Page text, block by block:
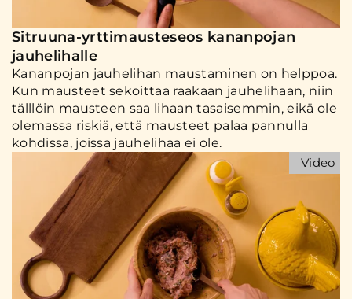
Sitruuna-yrttimausteseos kananpojan
jauhelihalle
Kananpojan jauhelihan maustaminen on helppoa.
Kun mausteet sekoittaa raakaan jauhelihaan, niin
tälllöin mausteen saa lihaan tasaisemmin, eikä ole
olemassa riskiä, että mausteet palaa pannulla
kohdissa, joissa jauhelihaa ei ole.